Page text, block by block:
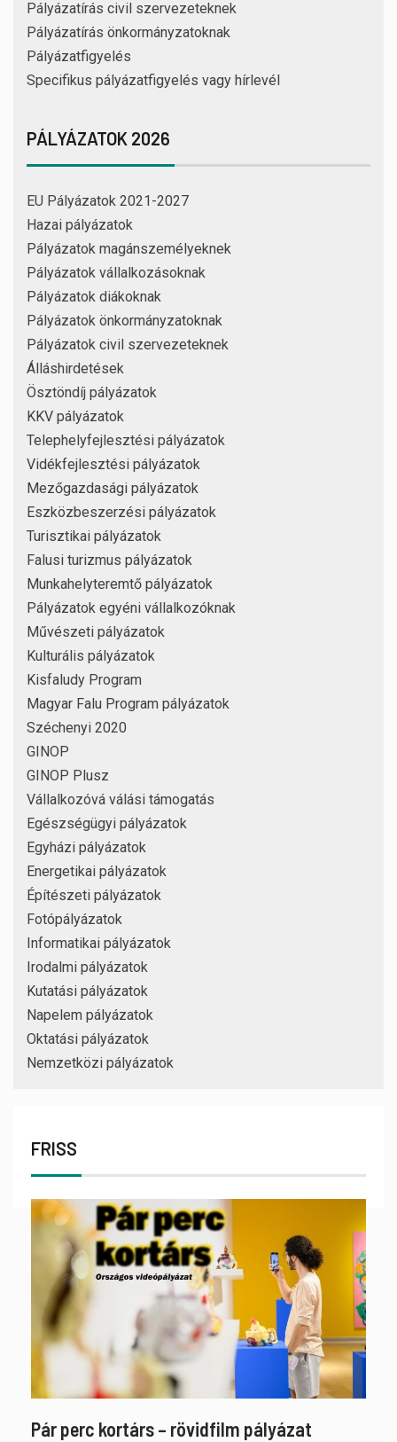
Pályázatírás civil szervezeteknek
Pályázatírás önkormányzatoknak
Pályázatfigyelés
Specifikus pályázatfigyelés vagy hírlevél
PÁLYÁZATOK 2026
EU Pályázatok 2021-2027
Hazai pályázatok
Pályázatok magánszemélyeknek
Pályázatok vállalkozásoknak
Pályázatok diákoknak
Pályázatok önkormányzatoknak
Pályázatok civil szervezeteknek
Álláshirdetések
Ösztöndíj pályázatok
KKV pályázatok
Telephelyfejlesztési pályázatok
Vidékfejlesztési pályázatok
Mezőgazdasági pályázatok
Eszközbeszerzési pályázatok
Turisztikai pályázatok
Falusi turizmus pályázatok
Munkahelyteremtő pályázatok
Pályázatok egyéni vállalkozóknak
Művészeti pályázatok
Kulturális pályázatok
Kisfaludy Program
Magyar Falu Program pályázatok
Széchenyi 2020
GINOP
GINOP Plusz
Vállalkozóvá válási támogatás
Egészségügyi pályázatok
Egyházi pályázatok
Energetikai pályázatok
Építészeti pályázatok
Fotópályázatok
Informatikai pályázatok
Irodalmi pályázatok
Kutatási pályázatok
Napelem pályázatok
Oktatási pályázatok
Nemzetközi pályázatok
FRISS
Pár perc kortárs – rövidfilm pályázat